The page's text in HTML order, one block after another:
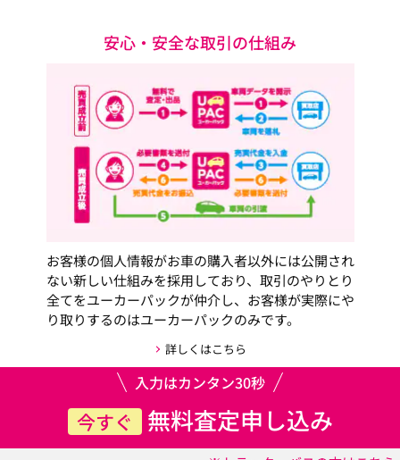
安心・安全な取引の仕組み
お客様の個人情報がお車の購入者以外には公開され
ない新しい仕組みを採用しており、取引のやりとり
全てをユーカーパックが仲介し、お客様が実際にや
り取りするのはユーカーパックのみです。
詳しくはこちら
入力はカンタン30秒
今すぐ 無料査定申し込み